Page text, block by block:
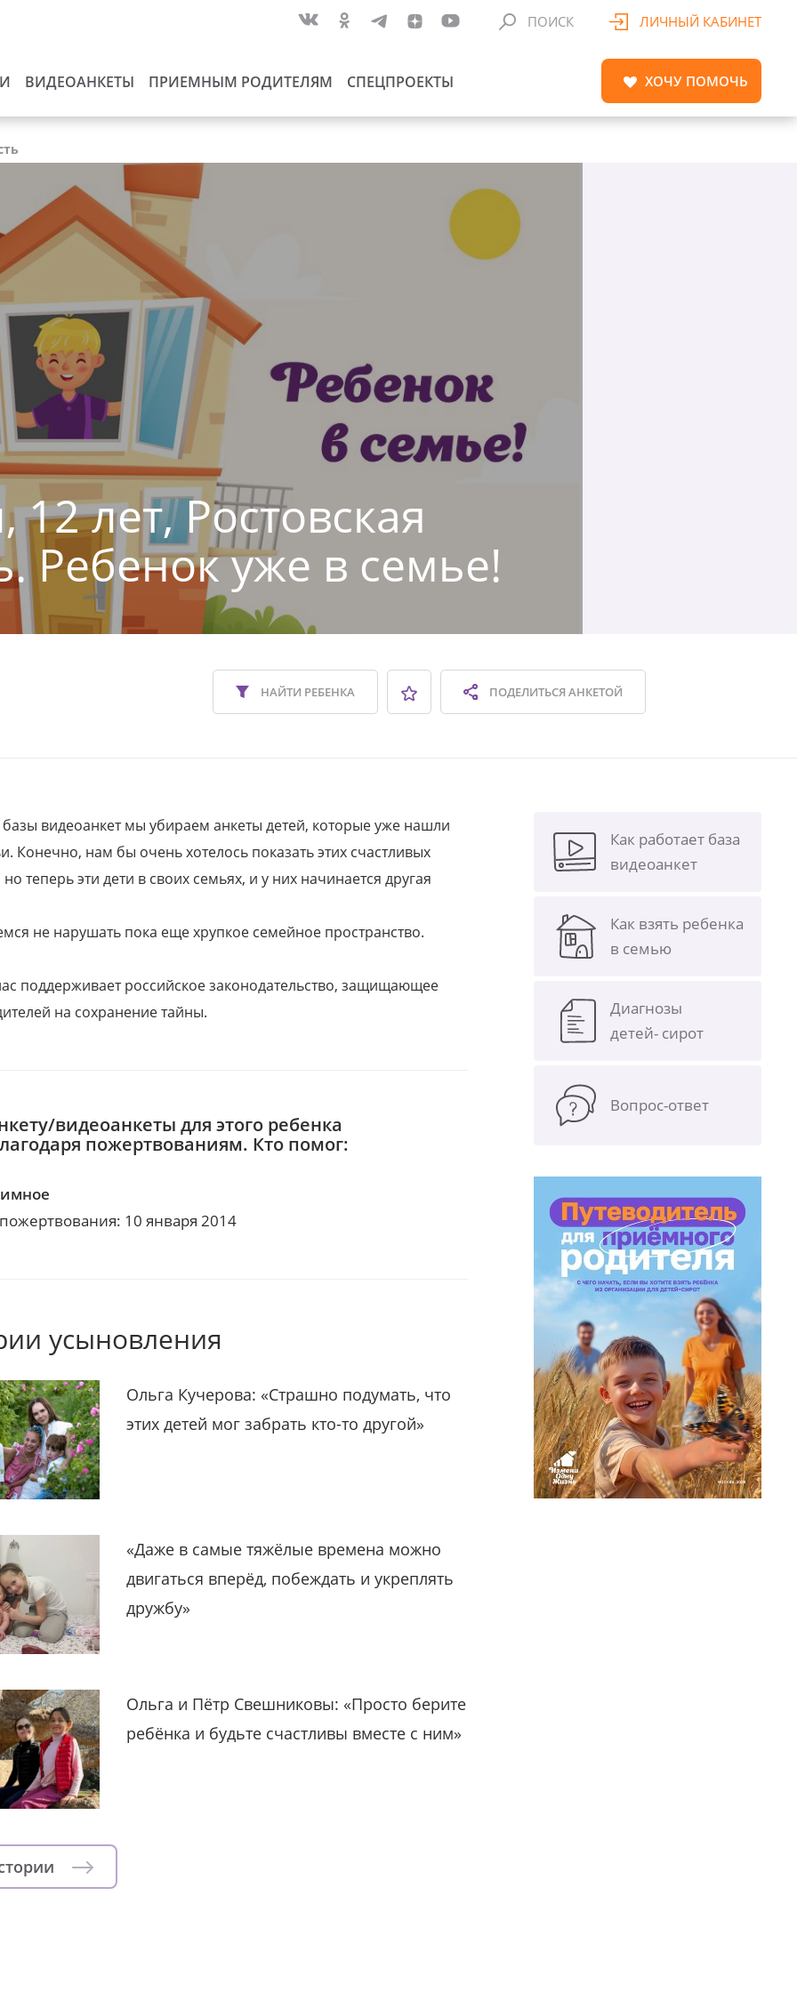
ВИДЕОАНКЕТЫ ПРИЕМНЫМ РОДИТЕЛЯМ СПЕЦПРОЕКТЫ
ПОИСК ЛИЧНЫЙ КАБИНЕТ
ХОЧУ ПОМОЧЬ
лет, Ростовская
Ребенок уже в семье!
ПОДЕЛИТЬСЯАНКЕТОЙ
НАЙТИ РЕБЕНКА
видеоанкет мы убираем анкеты детей, которые уже нашли
Конечно, нам бы очень хотелось показать этих счастливых
теперь эти дети в своих семьях, и у них начинается другая
не нарушать пока еще хрупкое семейное пространство.
поддерживает российское законодательство, защищающее
на сохранение тайны.
видеоанкеты для этого ребенка
пожертвованиям. Кто помог:
10 января 2014
усыновления
Ольга Кучерова: «Страшно подумать, что
этих детей мог забрать кто-то другой»
«Даже в самые тяжёлые времена можно
двигаться вперёд, побеждать и укреплять
дружбу»
Ольга и Пётр Свешниковы: «Просто берите
ребёнка и будьте счастливы вместе с ним»
Как работает база
видеоанкет
Как взять ребенка
в семью
Диагнозы
детей- сирот
Вопрос-ответ